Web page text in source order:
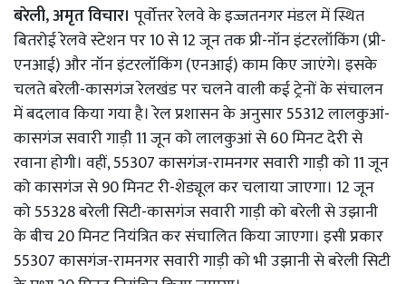
बरेली, अमृत विचार। पूर्वोत्तर रेलवे के इज्जतनगर मंडल में स्थित
बितरोई रेलवे स्टेशन पर 10 से 12 जून तक प्री-नॉन इंटरलॉकिंग (प्री-
एनआई) और नॉन इंटरलॉकिंग (एनआई) काम किए जाएंगे। इसके
चलते बरेली-कासगंज रेलखंड पर चलने वाली कई ट्रेनों के संचालन
में बदलाव किया गया है। रेल प्रशासन के अनुसार 55312 लालकुआं-
कासगंज सवारी गाड़ी 11 जून को लालकुआं से 60 मिनट देरी से
रवाना होगी। वहीं, 55307 कासगंज-रामनगर सवारी गाड़ी को 11 जून
को कासगंज से 90 मिनट री-शेड्यूल कर चलाया जाएगा। 12 जून
को 55328 बरेली सिटी-कासगंज सवारी गाड़ी को बरेली से उझानी
के बीच 20 मिनट नियंत्रित कर संचालित किया जाएगा। इसी प्रकार
55307 कासगंज-रामनगर सवारी गाड़ी को भी उझानी से बरेली सिटी